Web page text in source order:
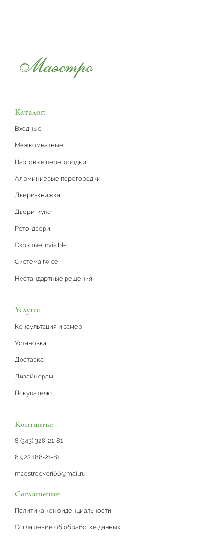
Каталог:
Входные
Межкомнатные
Царговые перегородки
Алюминиевые перегородки
Двери-книжка
Двери-купе
Рото-двери
Скрытые invisible
Система twice
Нестандартные решения
Услуги:
Консультация и замер
Установка
Доставка
Дизайнерам
Покупателю
Контакты:
8 (343) 328-21-81
8 922 188-21-81
maestrodveri66@mail.ru
Соглашение:
Политика конфиденциальности
Соглашение об обработке данных